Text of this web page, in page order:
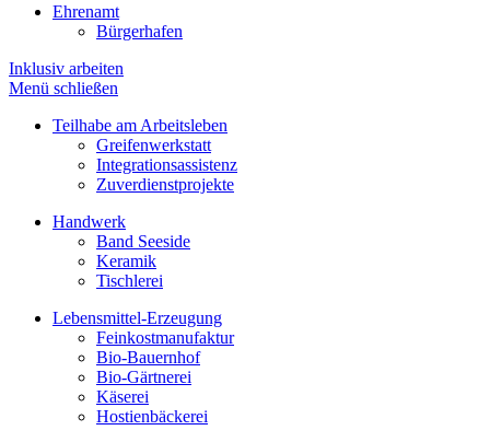
Ehrenamt
Bürgerhafen
Inklusiv arbeiten
Menü schließen
Teilhabe am Arbeitsleben
Greifenwerkstatt
Integrationsassistenz
Zuverdienstprojekte
Handwerk
Band Seeside
Keramik
Tischlerei
Lebensmittel-Erzeugung
Feinkostmanufaktur
Bio-Bauernhof
Bio-Gärtnerei
Käserei
Hostienbäckerei